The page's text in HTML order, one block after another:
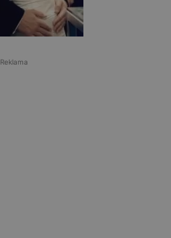
Reklama